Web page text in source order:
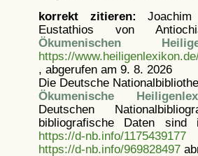
korrekt zitieren: Joachim
Eustathios von
Ökumenischen
https://
, abgerufen am 9. 8. 2026
Die Deutsche
Ökumenische
Deutschen
bibliografische Daten
https://d-nb.info/1175439177
https://d-nb.info/969828497